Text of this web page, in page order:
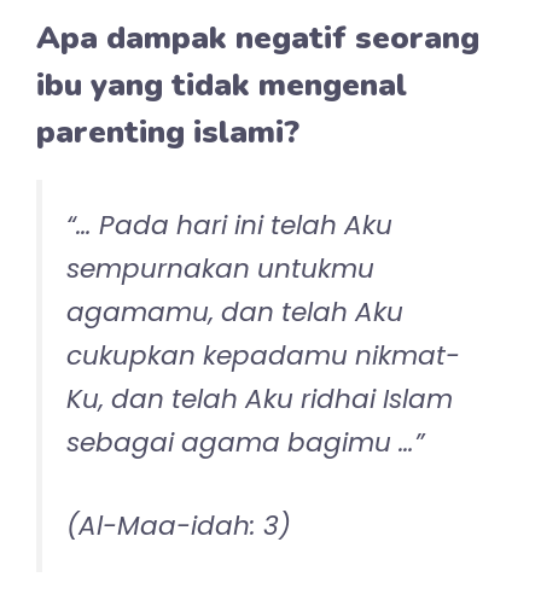
Sangat mungkin terjebak pada sesuatu
yang tidak berujung pada kebahagiaan
hakiki. Sangat mungkin terjebak
yang ternyata tidak melahirkan kebaikan
dunia dan akhirat.
Harus dimulai darimana
seorang ibu belajar parenting
islami?
melaksanakan kehidupan agama pribadi